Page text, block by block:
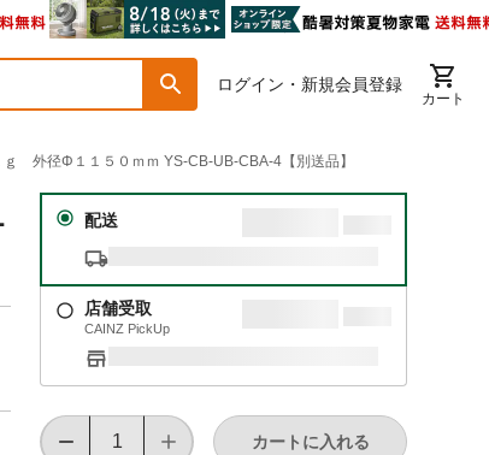
ログイン・新規会員登録
カート
外径Φ１１５０ｍｍ YS-CB-UB-CBA-4【別送品】
配送
店舗受取
CAINZ PickUp
カートに入れる